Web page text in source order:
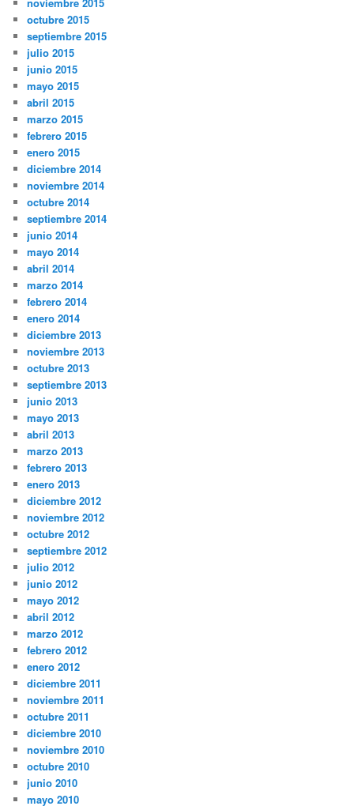
octubre 2015
septiembre 2015
julio 2015
junio 2015
mayo 2015
abril 2015
marzo 2015
febrero 2015
enero 2015
diciembre 2014
noviembre 2014
octubre 2014
septiembre 2014
junio 2014
mayo 2014
abril 2014
marzo 2014
febrero 2014
enero 2014
diciembre 2013
noviembre 2013
octubre 2013
septiembre 2013
junio 2013
mayo 2013
abril 2013
marzo 2013
febrero 2013
enero 2013
diciembre 2012
noviembre 2012
octubre 2012
septiembre 2012
julio 2012
junio 2012
mayo 2012
abril 2012
marzo 2012
febrero 2012
enero 2012
diciembre 2011
noviembre 2011
octubre 2011
diciembre 2010
noviembre 2010
octubre 2010
junio 2010
mayo 2010